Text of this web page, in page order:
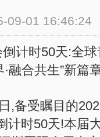
09-01 16:46:24
计时50天:全
融合共生”新篇
备受瞩目的
计时50天!本届